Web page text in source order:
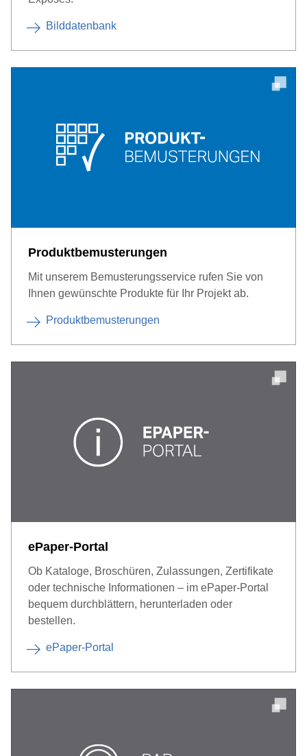
Bilddatenbank
Produktbemusterungen
Mit unserem Bemusterungsservice rufen Sie von
Ihnen gewünschte Produkte für Ihr Projekt ab.
Produktbemusterungen
ePaper-Portal
Ob Kataloge, Broschüren, Zulassungen, Zertifikate
oder technische Informationen – im ePaper-Portal
bequem durchblättern, herunterladen oder
bestellen.
ePaper-Portal